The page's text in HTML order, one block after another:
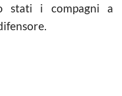
stati i compagni a